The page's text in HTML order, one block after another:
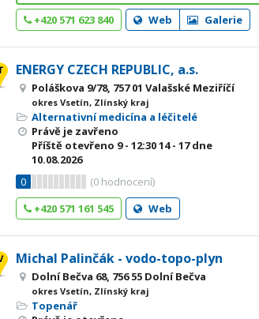
+420 571 623 840 Web Galerie
ENERGY CZECH REPUBLIC, a.s.
Poláškova 9/78, 757 01 Valašské Meziříčí
okres Vsetín, Zlínský kraj
Alternativní medicína a léčitelé
Právě je zavřeno
Příště otevřeno 9 - 12:3014 - 17dne
10.08.2026
0
(0 hodnocení)
+420 571 161 545
Web
Michal Palinčák - vodo-topo-plyn
Dolní Bečva 68, 756 55 Dolní Bečva
okres Vsetín, Zlínský kraj
Topenář